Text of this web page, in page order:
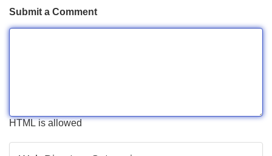
Submit a Comment
HTML is allowed